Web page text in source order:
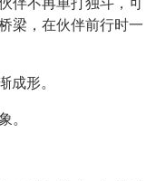
梁，在伙伴前行时一
形。
。